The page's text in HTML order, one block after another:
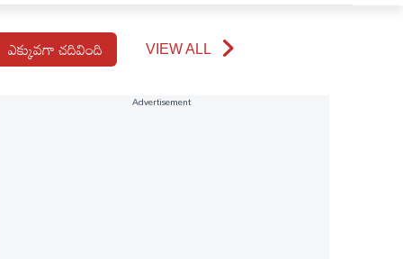
ఎక్కువగా చదివింది VIEW ALL
Advertisement